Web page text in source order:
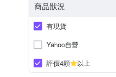
商品狀況
有現貨
Yahoo自營
評價4顆
以上